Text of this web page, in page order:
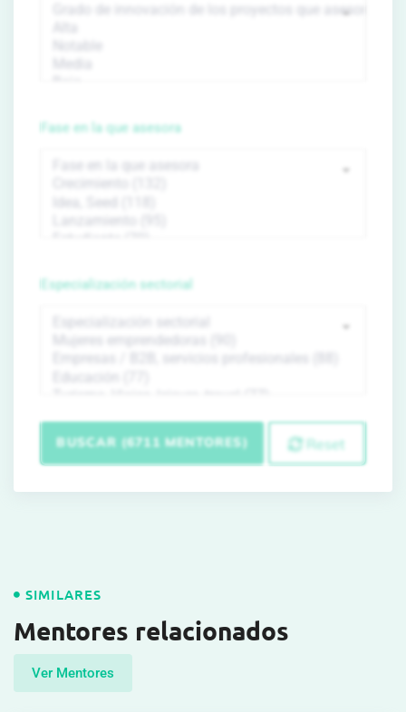
Fase en la que asesora
Especialización sectorial
BUSCAR (6711 MENTORES) Reset
SIMILARES
Mentores relacionados
Ver Mentores